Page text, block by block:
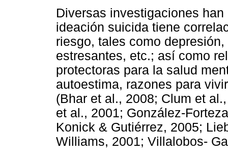
Diversas investigaciones
ideación suicida tiene
riesgo, tales como
estresantes, etc.; así como
protectoras para la salud
autoestima, razones para
(Bhar et al., 2008; Clum et
et al., 2001; González-
Konick & Gutiérrez, 2005;
Williams, 2001; Villalobos-